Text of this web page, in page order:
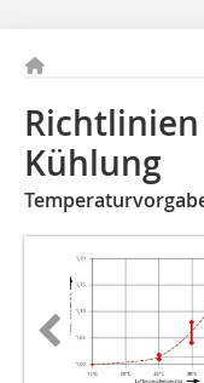
Kühlung